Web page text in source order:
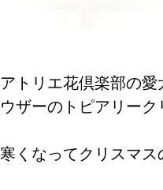
アトリエ花倶楽部の
ウザーのトピアリーク
寒くなってクリスマス